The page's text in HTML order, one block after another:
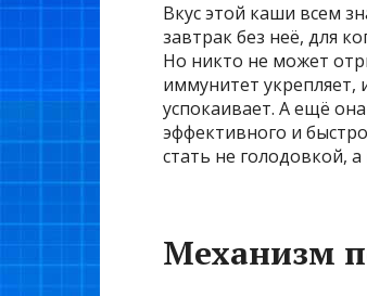
Вкус этой каши всем
завтрак без неё, для
Но никто не может
иммунитет укрепляет,
успокаивает. А ещё
эффективного и
стать не голодовкой,
Механизм